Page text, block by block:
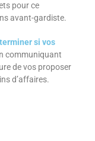
pour ce
avant-gardiste.
si vos
communiquant
de vos proposer
d’affaires.